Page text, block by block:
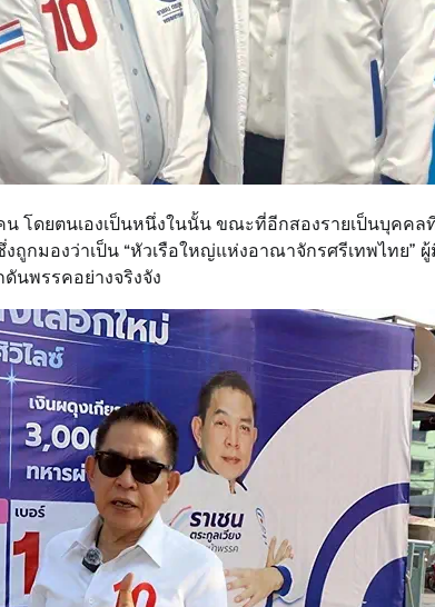
โดยตนเองเป็นหนึ่งในนั้น ขณะที่อีกสองรายเป็นบุคค
กมองว่าเป็น “หัวเรือใหญ่แห่งอาณาจักรศรีเทพไทย”
นพรรคอย่างจริงจัง